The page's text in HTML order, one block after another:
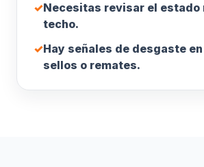
✓Necesitas revisar el estado
techo.
✓Hay señales de desgaste
sellos o remates.